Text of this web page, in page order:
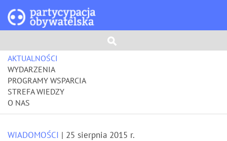
AKTUALNOŚCI
WYDARZENIA
PROGRAMY WSPARCIA
STREFA WIEDZY
O NAS
WIADOMOŚCI | 25 sierpnia 2015 r.